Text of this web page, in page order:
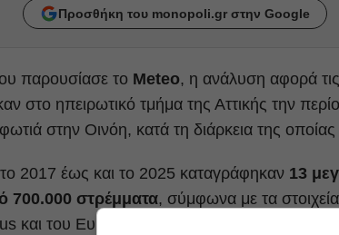
Προσθήκη του monopoli.gr στην Google
παρουσίασε το Meteo, η ανάλυση αφορά
στο ηπειρωτικό τμήμα της Αττικής την
στην Οινόη, κατά τη διάρκεια της
2017 έως και το 2025 καταγράφηκαν 13
700.000 στρέμματα, σύμφωνα με τα
και του Ευρωπαϊκού Παρατηρητηρίου